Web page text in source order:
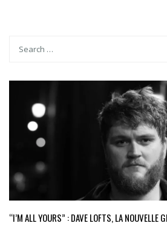
“I’M ALL YOURS” : DAVE LOFTS, LA NOUVELLE